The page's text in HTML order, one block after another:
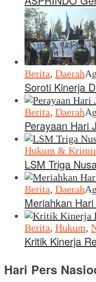
Berita, Daerah
Soroti Kinerja
Berita, Daerah
Perayaan Hari
Hukum &
LSM Triga
Berita, Daerah
Meriahkan
Berita, Hukum,
Kritik Kinerja
Hari Pers